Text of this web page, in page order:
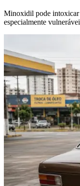
Minoxidil pode intoxicar
especialmente